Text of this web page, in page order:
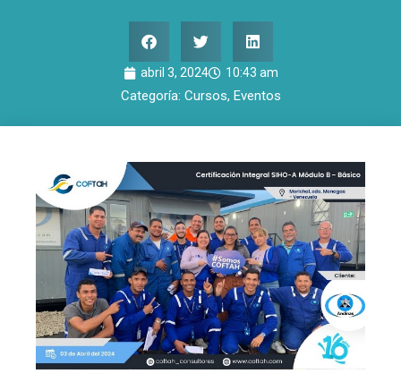
abril 3, 2024 10:43 am
Categoría: Cursos, Eventos